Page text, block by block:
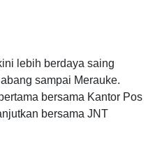
lebih berdaya saing
sampai Merauke.
bersama Kantor Pos
bersama JNT